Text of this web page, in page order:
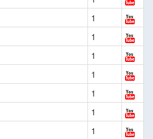
1
1
1
1
1
1
1